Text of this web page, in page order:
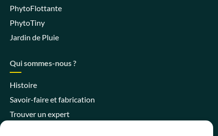
PhytoFlottante
PhytoTiny
Jardin de Pluie
Qui sommes-nous ?
Histoire
Savoir-faire et fabrication
Trouver un expert